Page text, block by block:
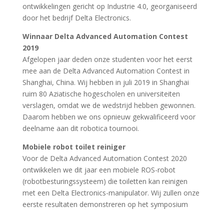
ontwikkelingen gericht op Industrie 4.0, georganiseerd
door het bedrijf Delta Electronics.
Winnaar Delta Advanced Automation Contest
2019
Afgelopen jaar deden onze studenten voor het eerst
mee aan de Delta Advanced Automation Contest in
Shanghai, China. Wij hebben in juli 2019 in Shanghai
ruim 80 Aziatische hogescholen en universiteiten
verslagen, omdat we de wedstrijd hebben gewonnen.
Daarom hebben we ons opnieuw gekwalificeerd voor
deelname aan dit robotica tournooi.
Mobiele robot toilet reiniger
Voor de Delta Advanced Automation Contest 2020
ontwikkelen we dit jaar een mobiele ROS-robot
(robotbesturingssysteem) die toiletten kan reinigen
met een Delta Electronics-manipulator. Wij zullen onze
eerste resultaten demonstreren op het symposium